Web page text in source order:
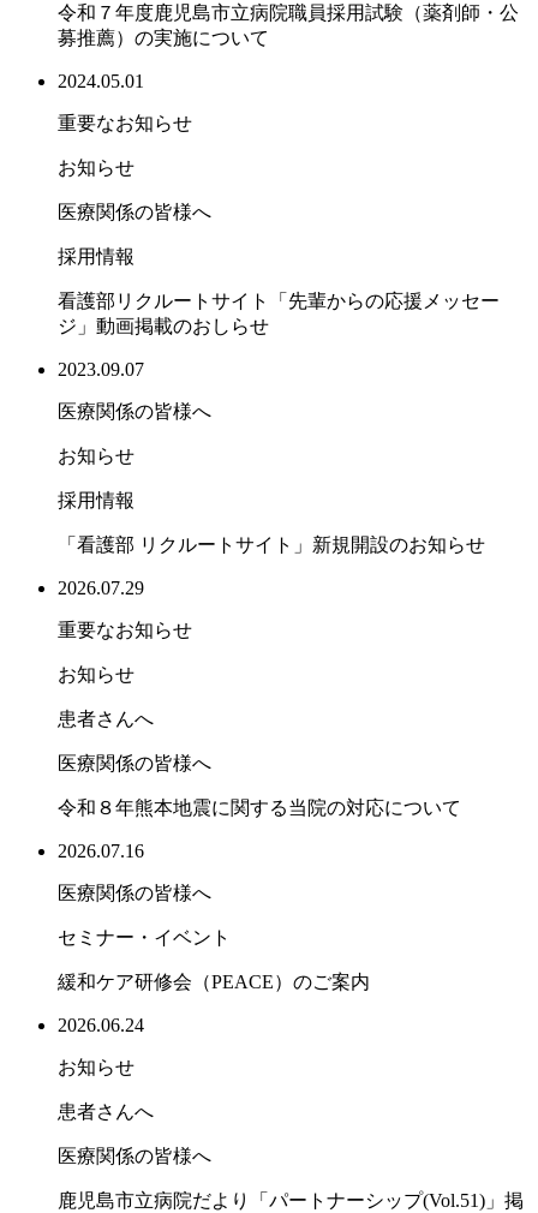
令和７年度鹿児島市立病院職員採用試験（薬剤師・公
募推薦）の実施について
2024.05.01
重要なお知らせ
お知らせ
医療関係の皆様へ
採用情報
看護部リクルートサイト「先輩からの応援メッセー
ジ」動画掲載のおしらせ
2023.09.07
医療関係の皆様へ
お知らせ
採用情報
「看護部 リクルートサイト」新規開設のお知らせ
2026.07.29
重要なお知らせ
お知らせ
患者さんへ
医療関係の皆様へ
令和８年熊本地震に関する当院の対応について
2026.07.16
医療関係の皆様へ
セミナー・イベント
緩和ケア研修会（PEACE）のご案内
2026.06.24
お知らせ
患者さんへ
医療関係の皆様へ
鹿児島市立病院だより「パートナーシップ(Vol.51)」掲